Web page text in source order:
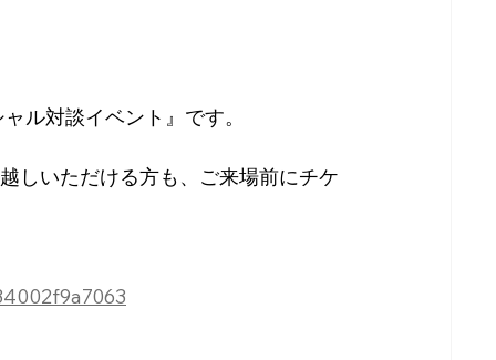
ル対談イベント』です。
しいただける方も、ご来場前にチケ